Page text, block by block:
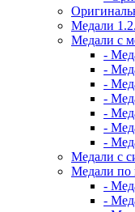
Медали
Медали с
-
-
-
-
-
-
-
Медали с
Медали по
-
-